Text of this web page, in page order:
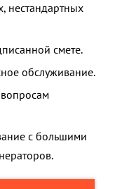
нестандартных
смете.
обслуживание.
с большими